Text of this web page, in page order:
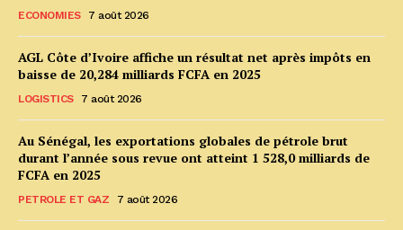
ECONOMIES 7 août 2026
AGL Côte d’Ivoire affiche un résultat net après impôts en
baisse de 20,284 milliards FCFA en 2025
LOGISTICS 7 août 2026
Au Sénégal, les exportations globales de pétrole brut
durant l’année sous revue ont atteint 1 528,0 milliards de
FCFA en 2025
PETROLE ET GAZ 7 août 2026